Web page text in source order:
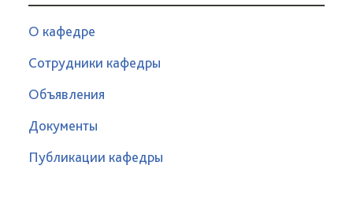
О кафедре
Сотрудники кафедры
Объявления
Документы
Публикации кафедры